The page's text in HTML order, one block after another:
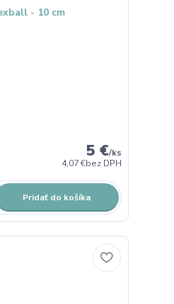
5 €/ks
4,07 €bez DPH
Pridať do košíka